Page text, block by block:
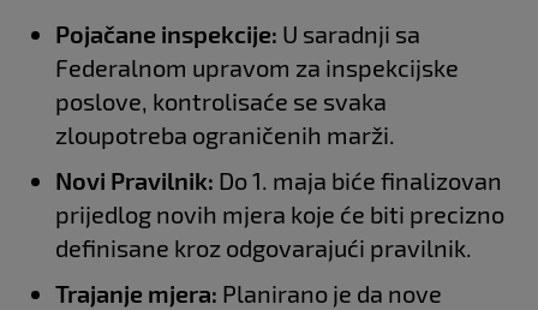
Pojačane inspekcije: U saradnji sa
Federalnom upravom za inspekcijske
poslove, kontrolisaće se svaka
zloupotreba ograničenih marži.
Novi Pravilnik: Do 1. maja biće finalizovan
prijedlog novih mjera koje će biti precizno
definisane kroz odgovarajući pravilnik.
Trajanje mjera: Planirano je da nove